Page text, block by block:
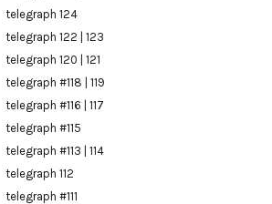
telegraph 124
telegraph 122 | 123
telegraph 120 | 121
telegraph #118 | 119
telegraph #116 | 117
telegraph #115
telegraph #113 | 114
telegraph 112
telegraph #111